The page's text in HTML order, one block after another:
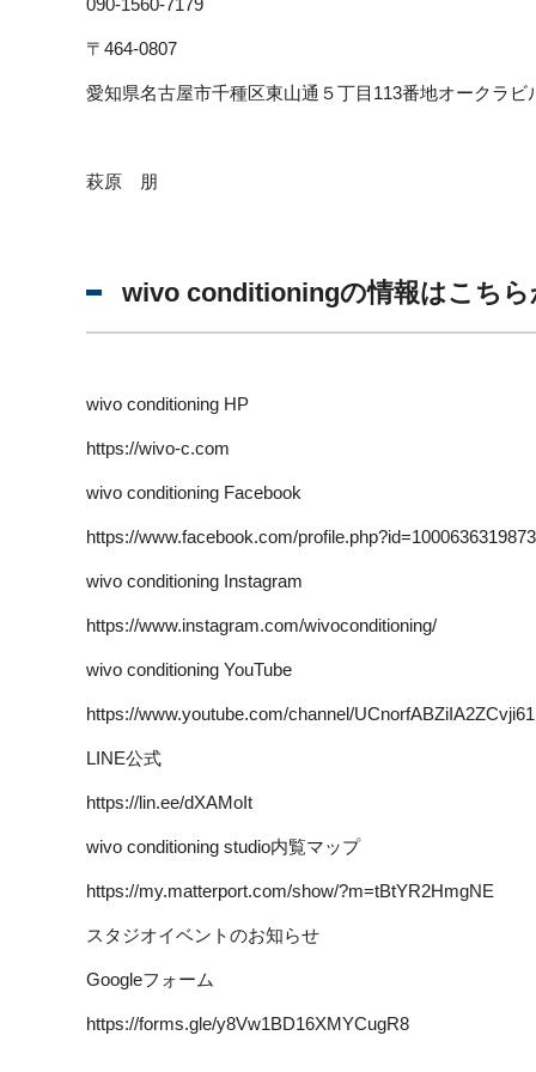
〒464-0807
愛知県名古屋市千種区東山通５丁目113番地オークラビ
萩原 朋
wivo conditioningの情報はこちら
wivo conditioning HP
https://wivo-c.com
wivo conditioning Facebook
https://www.facebook.com/
wivo conditioning Instagram
https://www.instagram.com/wivoconditioning/
wivo conditioning YouTube
https://www.youtube.com/channel/
LINE公式
https://lin.ee/dXAMoIt
wivo conditioning studio内覧マップ
https://my.matterport.com/show/?m=tBtYR2HmgNE
スタジオイベントのお知らせ
Googleフォーム
https://forms.gle/y8Vw1BD16XMYCugR8